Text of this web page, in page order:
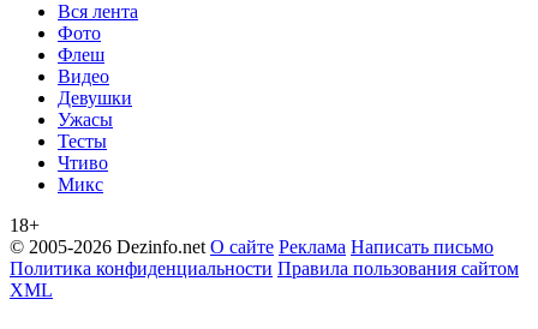
Вся лента
Фото
Флеш
Видео
Девушки
Ужасы
Тесты
Чтиво
Микс
18+
© 2005-2026 Dezinfo.net О сайте Реклама Написать письмо
Политика конфиденциальности Правила пользования сайтом
XML